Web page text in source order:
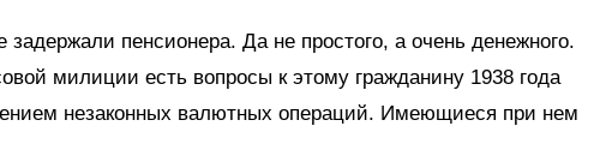
пенсионера. Да не простого, а очень денежного.
милиции есть вопросы к этому гражданину 1938 года
незаконных валютных операций. Имеющиеся при нем